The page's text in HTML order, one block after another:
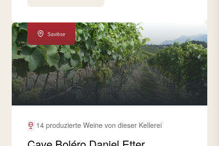
Savièse
14 produzierte Weine von dieser Kellerei